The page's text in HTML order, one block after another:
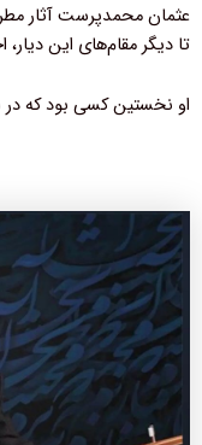
عثمان محمدپرست آثار
تا دیگر مقام‌های این
او نخستین کسی بود که در سال ۱۳۵۳